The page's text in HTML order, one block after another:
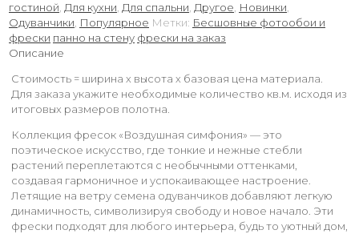
гостиной, Для кухни, Для спальни, Другое, Новинки,
Одуванчики, Популярное Метки: Бесшовные фотообои и
фрески панно на стену фрески на заказ
Описание
Стоимость = ширина х высота х базовая цена материала.
Для заказа укажите необходимые количество кв.м. исходя из
итоговых размеров полотна.
Коллекция фресок «Воздушная симфония» — это
поэтическое искусство, где тонкие и нежные стебли
растений переплетаются с необычными оттенками,
создавая гармоничное и успокаивающее настроение.
Летящие на ветру семена одуванчиков добавляют легкую
динамичность, символизируя свободу и новое начало. Эти
фрески подходят для любого интерьера, будь то уютный дом,